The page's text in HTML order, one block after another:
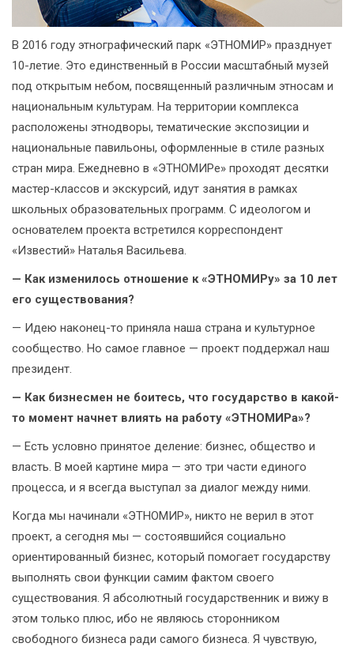
В 2016 году этнографический парк «ЭТНОМИР» празднует
10-летие. Это единственный в России масштабный музей
под открытым небом, посвященный различным этносам и
национальным культурам. На территории комплекса
расположены этнодворы, тематические экспозиции и
национальные павильоны, оформленные в стиле разных
стран мира. Ежедневно в «ЭТНОМИРе» проходят десятки
мастер-классов и экскурсий, идут занятия в рамках
школьных образовательных программ. С идеологом и
основателем проекта встретился корреспондент
«Известий» Наталья Васильева.
— Как изменилось отношение к «ЭТНОМИРу» за 10 лет
его существования?
— Идею наконец-то приняла наша страна и культурное
сообщество. Но самое главное — проект поддержал наш
президент.
— Как бизнесмен не боитесь, что государство в какой-
то момент начнет влиять на работу «ЭТНОМИРа»?
— Есть условно принятое деление: бизнес, общество и
власть. В моей картине мира — это три части единого
процесса, и я всегда выступал за диалог между ними.
Когда мы начинали «ЭТНОМИР», никто не верил в этот
проект, а сегодня мы — состоявшийся социально
ориентированный бизнес, который помогает государству
выполнять свои функции самим фактом своего
существования. Я абсолютный государственник и вижу в
этом только плюс, ибо не являюсь сторонником
свободного бизнеса ради самого бизнеса. Я чувствую,